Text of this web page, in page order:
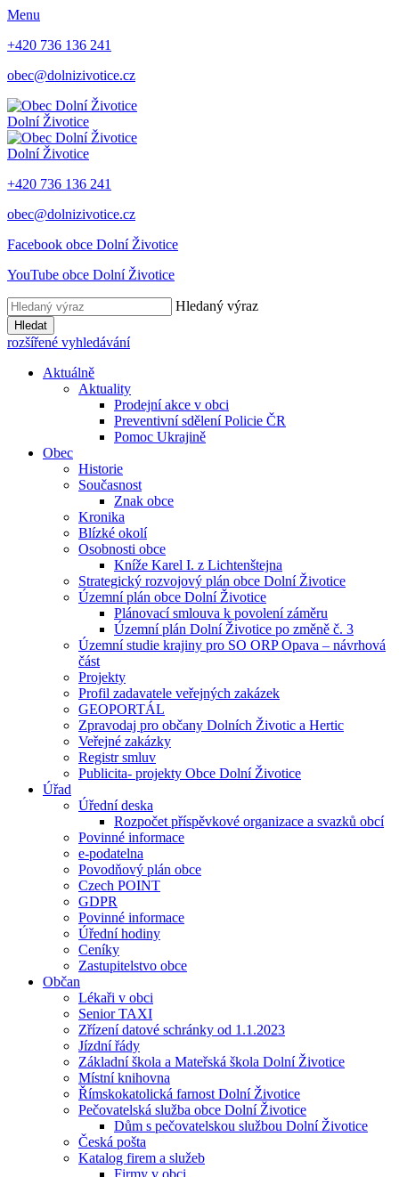
Menu
+420 736 136 241
obec@dolnizivotice.cz
Dolní Životice
Dolní Životice
+420 736 136 241
obec@dolnizivotice.cz
Facebook obce Dolní Životice
YouTube obce Dolní Životice
Hledaný výraz
Hledat
rozšířené vyhledávání
Aktuálně
Aktuality
Prodejní akce v obci
Preventivní sdělení Policie ČR
Pomoc Ukrajině
Obec
Historie
Současnost
Znak obce
Kronika
Blízké okolí
Osobnosti obce
Kníže Karel I. z Lichtenštejna
Strategický rozvojový plán obce Dolní Životice
Územní plán obce Dolní Životice
Plánovací smlouva k povolení záměru
Územní plán Dolní Životice po změně č. 3
Územní studie krajiny pro SO ORP Opava – návrhová
část
Projekty
Profil zadavatele veřejných zakázek
GEOPORTÁL
Zpravodaj pro občany Dolních Životic a Hertic
Veřejné zakázky
Registr smluv
Publicita- projekty Obce Dolní Životice
Úřad
Úřední deska
Rozpočet příspěvkové organizace a svazků obcí
Povinné informace
e-podatelna
Povodňový plán obce
Czech POINT
GDPR
Povinné informace
Úřední hodiny
Ceníky
Zastupitelstvo obce
Občan
Lékaři v obci
Senior TAXI
Zřízení datové schránky od 1.1.2023
Jízdní řády
Základní škola a Mateřská škola Dolní Životice
Místní knihovna
Římskokatolická farnost Dolní Životice
Pečovatelská služba obce Dolní Životice
Dům s pečovatelskou službou Dolní Životice
Česká pošta
Katalog firem a služeb
Firmy v obci